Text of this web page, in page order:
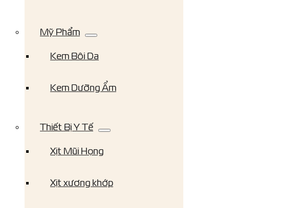
Mỹ Phẩm
Kem Bôi Da
Kem Dưỡng Ẩm
Thiết Bị Y Tế
Xịt Mũi Họng
Xịt xương khớp